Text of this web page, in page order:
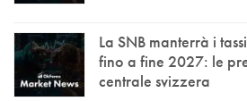
La SNB manterrà i
fino a fine 2027: le
centrale svizzera